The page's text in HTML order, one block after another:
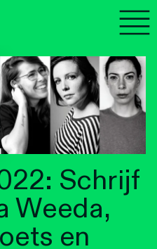
Schrijf
Weeda,
en